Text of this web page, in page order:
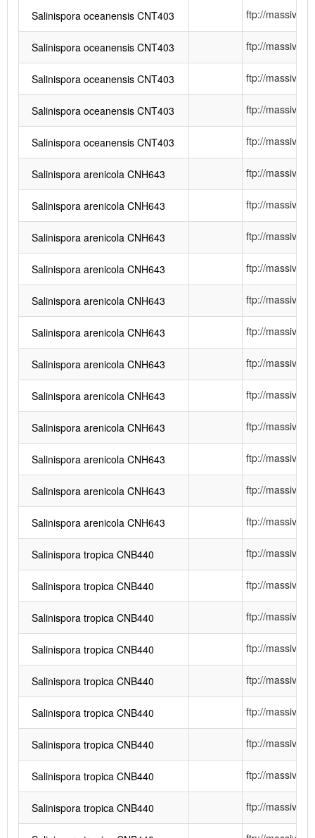
Salinispora oceanensis CNT403 ftp://
Salinispora oceanensis CNT403 ftp://
Salinispora oceanensis CNT403 ftp://
Salinispora oceanensis CNT403 ftp://
Salinispora oceanensis CNT403 ftp://
Salinispora arenicola CNH643 ftp://
Salinispora arenicola CNH643 ftp://
Salinispora arenicola CNH643 ftp://
Salinispora arenicola CNH643 ftp://
Salinispora arenicola CNH643 ftp://
Salinispora arenicola CNH643 ftp://
Salinispora arenicola CNH643 ftp://
Salinispora arenicola CNH643 ftp://
Salinispora arenicola CNH643 ftp://
Salinispora arenicola CNH643 ftp://
Salinispora arenicola CNH643 ftp://
Salinispora arenicola CNH643 ftp://
Salinispora tropica CNB440 ftp://
Salinispora tropica CNB440 ftp://
Salinispora tropica CNB440 ftp://
Salinispora tropica CNB440 ftp://
Salinispora tropica CNB440 ftp://
Salinispora tropica CNB440 ftp://
Salinispora tropica CNB440 ftp://
Salinispora tropica CNB440 ftp://
Salinispora tropica CNB440 ftp://